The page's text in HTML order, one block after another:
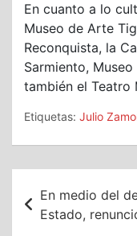
En cuanto a lo
Museo de Arte
Reconquista, la
Sarmiento,
también el Teatro
Etiquetas: Julio
de
En medio del
Estado,